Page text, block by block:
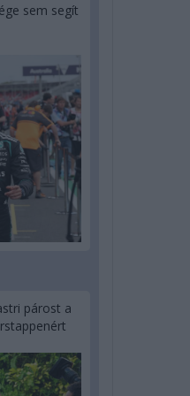
sem segít
párost a